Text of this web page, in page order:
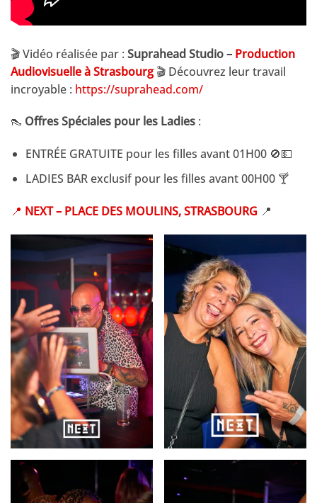
🎬 Vidéo réalisée par : Suprahead Studio – Production
Audiovisuelle à Strasbourg🎬 Découvrez leur travail
incroyable : https://suprahead.com/
👠 Offres Spéciales pour les Ladies :
ENTRÉE GRATUITE pour les filles avant 01H00 🚫💵
LADIES BAR exclusif pour les filles avant 00H00 🍸
📍 NEXT – PLACE DES MOULINS, STRASBOURG 📍